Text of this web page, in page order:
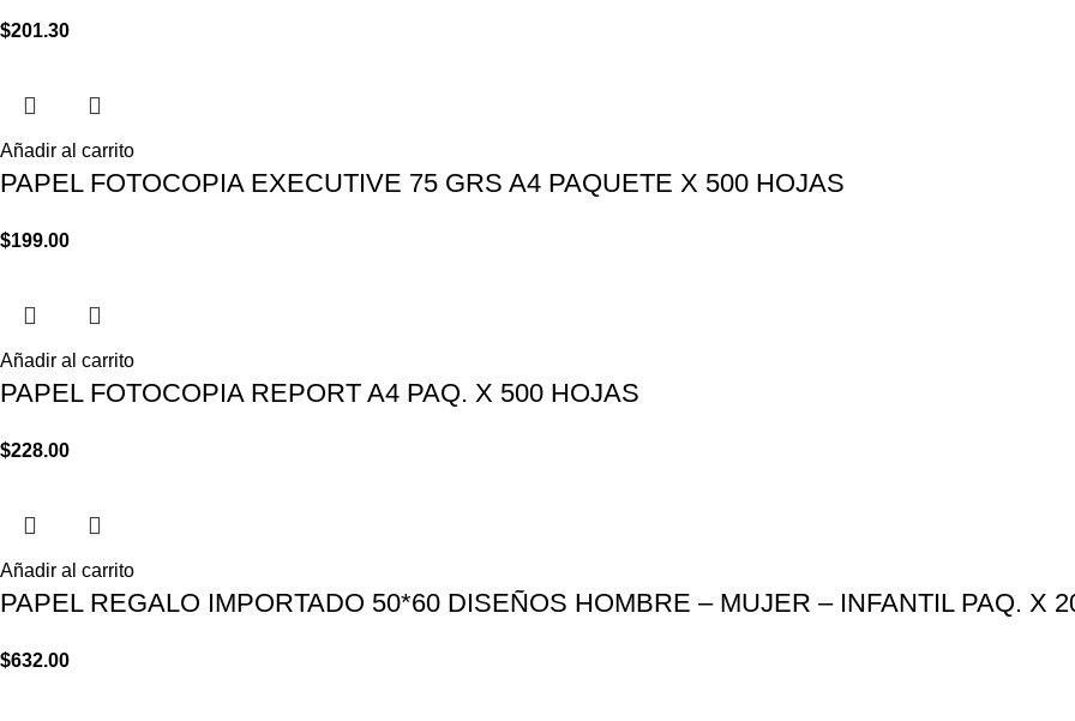
$201.30
Añadir al carrito
PAPEL FOTOCOPIA EXECUTIVE 75 GRS A4 PAQUETE X 500 HOJAS
$199.00
Añadir al carrito
PAPEL FOTOCOPIA REPORT A4 PAQ. X 500 HOJAS
$228.00
Añadir al carrito
PAPEL REGALO IMPORTADO 50*60 DISEÑOS HOMBRE – MUJER – INFANTIL PAQ. X
$632.00